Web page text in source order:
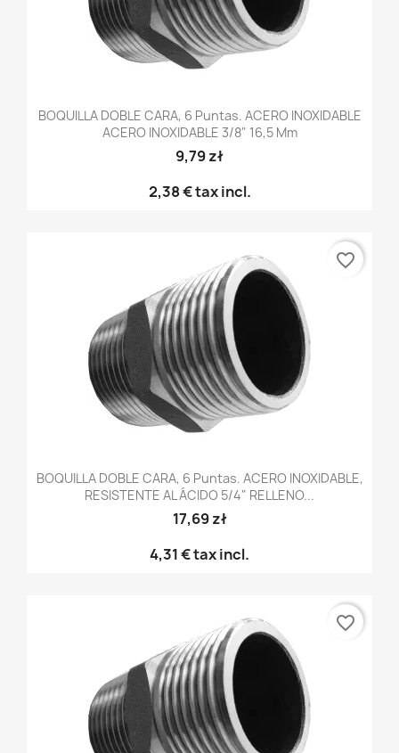
BOQUILLA DOBLE CARA, 6 Puntas. ACERO INOXIDABLE
ACERO INOXIDABLE 3/8" 16,5 Mm
9,79 zł
2,38 €tax incl.
BOQUILLA DOBLE CARA, 6 Puntas. ACERO INOXIDABLE,
RESISTENTE AL ÁCIDO 5/4" RELLENO...
17,69 zł
4,31 €tax incl.
favorite_border
favorite_border